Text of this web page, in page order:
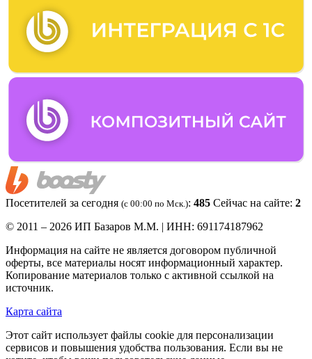
Посетителей за сегодня (c 00:00 по Мск.): 485 Сейчас на сайте: 2
© 2011 – 2026 ИП Базаров М.М. | ИНН: 691174187962
Информация на сайте не является договором публичной
оферты, все материалы носят информационный характер.
Копирование материалов только с активной ссылкой на
источник.
Карта сайта
Этот сайт использует файлы cookie для персонализации
сервисов и повышения удобства пользования. Если вы не